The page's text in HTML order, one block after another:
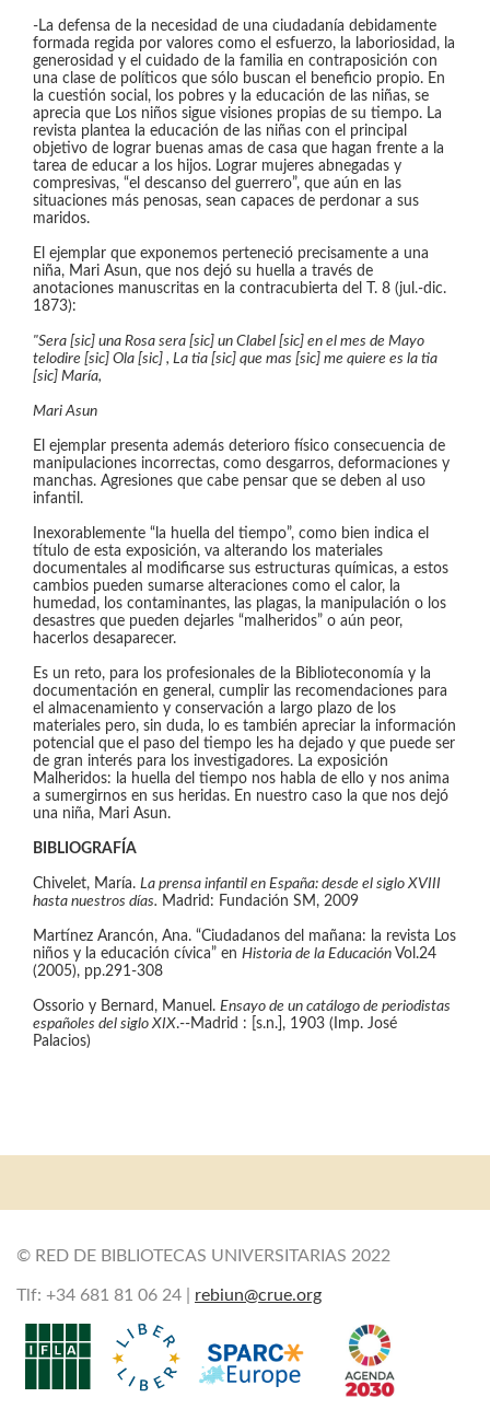
-La defensa de la necesidad de una ciudadanía debidamente
formada regida por valores como el esfuerzo, la laboriosidad, la
generosidad y el cuidado de la familia en contraposición con
una clase de políticos que sólo buscan el beneficio propio. En
la cuestión social, los pobres y la educación de las niñas, se
aprecia que Los niños sigue visiones propias de su tiempo. La
revista plantea la educación de las niñas con el principal
objetivo de lograr buenas amas de casa que hagan frente a la
tarea de educar a los hijos. Lograr mujeres abnegadas y
compresivas, “el descanso del guerrero”, que aún en las
situaciones más penosas, sean capaces de perdonar a sus
maridos.
El ejemplar que exponemos perteneció precisamente a una
niña, Mari Asun, que nos dejó su huella a través de
anotaciones manuscritas en la contracubierta del T. 8 (jul.-dic.
1873):
"Sera [sic] una Rosa sera [sic] un Clabel [sic] en el mes de Mayo
telodire [sic] Ola [sic] , La tia [sic] que mas [sic] me quiere es la tia
[sic] María,
Mari Asun
El ejemplar presenta además deterioro físico consecuencia de
manipulaciones incorrectas, como desgarros, deformaciones y
manchas. Agresiones que cabe pensar que se deben al uso
infantil.
Inexorablemente “la huella del tiempo”, como bien indica el
título de esta exposición, va alterando los materiales
documentales al modificarse sus estructuras químicas, a estos
cambios pueden sumarse alteraciones como el calor, la
humedad, los contaminantes, las plagas, la manipulación o los
desastres que pueden dejarles “malheridos” o aún peor,
hacerlos desaparecer.
Es un reto, para los profesionales de la Biblioteconomía y la
documentación en general, cumplir las recomendaciones para
el almacenamiento y conservación a largo plazo de los
materiales pero, sin duda, lo es también apreciar la información
potencial que el paso del tiempo les ha dejado y que puede ser
de gran interés para los investigadores. La exposición
Malheridos: la huella del tiempo nos habla de ello y nos anima
a sumergirnos en sus heridas. En nuestro caso la que nos dejó
una niña, Mari Asun.
BIBLIOGRAFÍA
Chivelet, María. La prensa infantil en España: desde el siglo XVIII
hasta nuestros días. Madrid: Fundación SM, 2009
Martínez Arancón, Ana. “Ciudadanos del mañana: la revista Los
niños y la educación cívica” en Historia de la Educación Vol.24
(2005), pp.291-308
Ossorio y Bernard, Manuel. Ensayo de un catálogo de periodistas
españoles del siglo XIX.--Madrid : [s.n.], 1903 (Imp. José
Palacios)
© RED DE BIBLIOTECAS UNIVERSITARIAS 2022
Tlf: +34 681 81 06 24 | rebiun@crue.org